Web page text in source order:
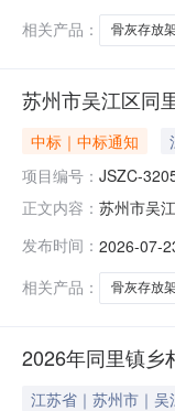
相关产品：
骨灰存放
苏州市吴江区同
中标｜中标通知
项目编号： JSZC-
正文内容： 苏州市吴
制）
发布时间： 2026-07-
相关产品：
骨灰存放
2026年同里镇乡
江苏省｜苏州市｜吴